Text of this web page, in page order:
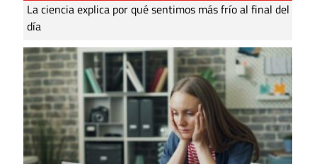
La ciencia explica por qué sentimos más frío al final del
día